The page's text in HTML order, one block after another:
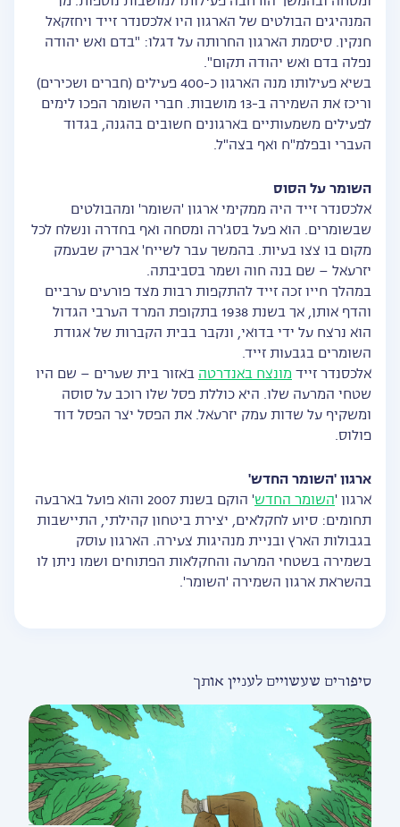
המנהיגים הבולטים של הארגון היו אלכסנדר זייד ויחזקאל
חנקין. סיסמת הארגון החרותה על דגלו: "בדם ואש יהודה
נפלה בדם ואש יהודה תקום".
בשיא פעילותו מנה הארגון כ-400 פעילים (חברים ושכירים)
וריכז את השמירה ב-13 מושבות. חברי השומר הפכו לימים
לפעילים משמעותיים בארגונים חשובים בהגנה, בגדוד
העברי ובפלמ"ח ואף בצה"ל.
השומר על הסוס
אלכסנדר זייד היה ממקימי ארגון 'השומר' ומהבולטים
שבשומרים. הוא פעל בסג'רה ומסחה ואף בחדרה ונשלח לכל
מקום בו צצו בעיות. בהמשך עבר לשייח' אבריק שבעמק
יזרעאל – שם בנה חוה ושמר בסביבתה.
במהלך חייו זכה זייד להתקפות רבות מצד פורעים ערביים
והדף אותן, אך בשנת 1938 בתקופת המרד הערבי הגדול
הוא נרצח על ידי בדואי, ונקבר בבית הקברות של אגודת
השומרים בגבעות זייד.
אלכסנדר זייד מונצח באנדרטה באזור בית שערים – שם היו
שטחי המרעה שלו. היא כוללת פסל שלו רוכב על סוסה
ומשקיף על שדות עמק יזרעאל. את הפסל יצר הפסל דוד
פולוס.
ארגון 'השומר החדש'
ארגון 'השומר החדש
' הוקם בשנת 2007 והוא פועל בארבעה
תחומים: סיוע לחקלאים, יצירת ביטחון קהילתי, התיישבות
בגבולות הארץ ובניית מנהיגות צעירה. הארגון עוסק
בשמירה בשטחי המרעה והחקלאות הפתוחים ושמו ניתן לו
בהשראת ארגון השמירה 'השומר'.
סיפורים שעשויים לעניין אותך